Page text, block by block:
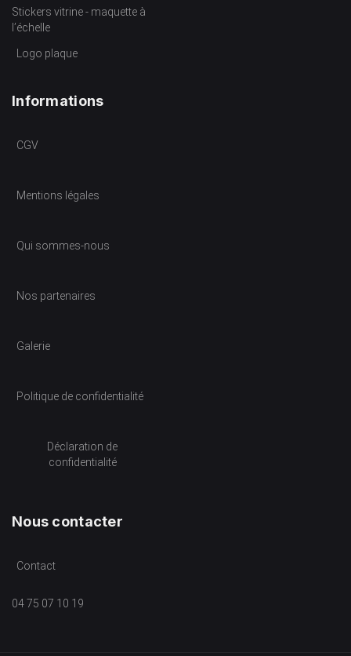
Stickers vitrine - maquette à
l’échelle
Logo plaque
Informations
CGV
Mentions légales
Qui sommes-nous
Nos partenaires
Galerie
Politique de confidentialité
Déclaration de
confidentialité
Nous contacter
Contact
04 75 07 10 19